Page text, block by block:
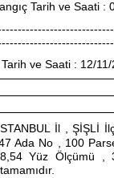
Tarih ve Saati :
Tarih ve Saati : 12/
İl , ŞİŞLİ
Ada No , 100
Yüz Ölçümü ,